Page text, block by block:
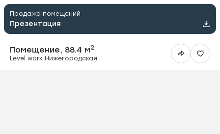
Продажа помещений
Презентация
Помещение, 88.4 м2
Level work Нижегородская